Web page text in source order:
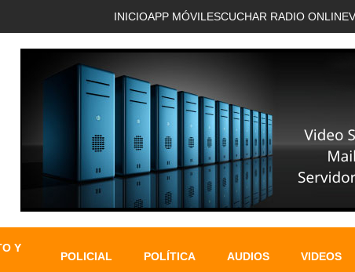
INICIOAPP MÓVIL ESCUCHAR RADIO ONLINE
Y
POLICIAL POLÍTICA AUDIOS VIDEOS